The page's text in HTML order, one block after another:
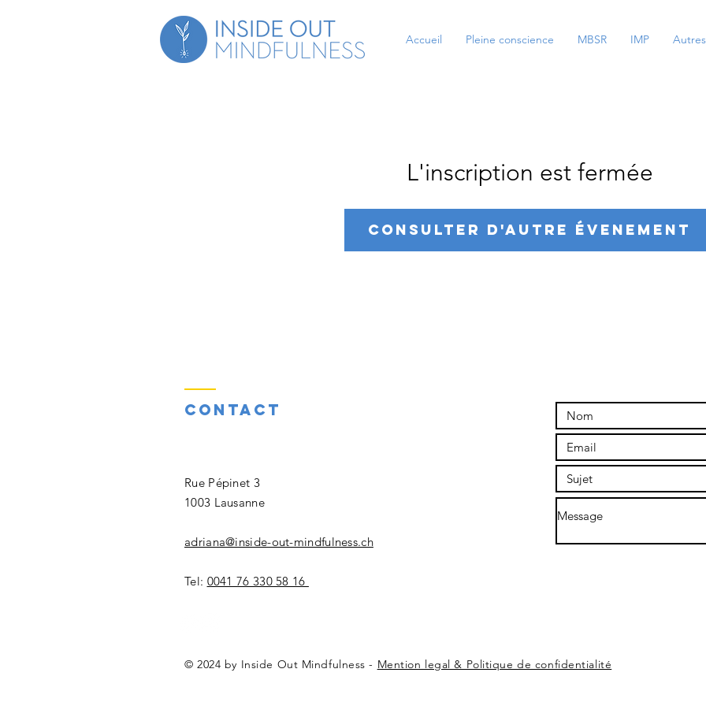
Accueil Pleine conscience MBSR IMP Autres
L'inscription est fermée
Consulter d'autre évenement
Contact
​Rue Pépinet 3
1003 Lausanne
adriana@inside-out-mindfulness.ch
Tel: 0041 76 330 58 16
© 2024 by Inside Out Mindfulness - Mention legal & Politique de confidentialité